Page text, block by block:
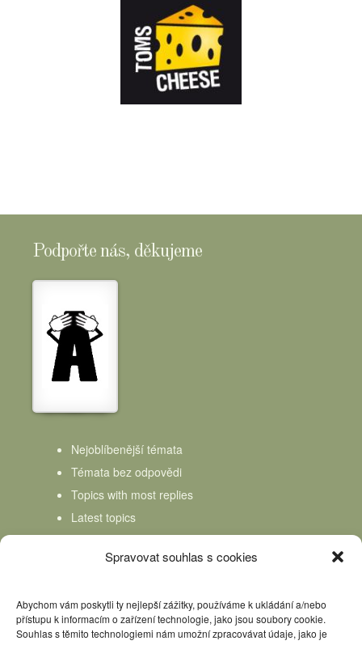
Spravovat souhlas s cookies
Abychom vám poskytli ty nejlepší zážitky, používáme k ukládání a/nebo
přístupu k informacím o zařízení technologie, jako jsou soubory cookie.
Souhlas s těmito technologiemi nám umožní zpracovávat údaje, jako je
Podpořte nás, děkujeme
Nejoblíbenější témata
Témata bez odpovědi
Topics with most replies
Latest topics
Topics Freshness